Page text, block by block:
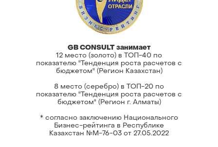
GB CONSULT занимает
12 место (золото) в ТОП-40 по
показателю "Тенденция роста расчетов с
бюджетом" (Регион Казахстан)
8 место (серебро) в ТОП-20 по
показателю "Тенденция роста расчетов с
бюджетом" (Регион г. Алматы)
* согласно заключению Национального
Бизнес-рейтинга в Республике
Казахстан №М-76-03 от 27.05.2022